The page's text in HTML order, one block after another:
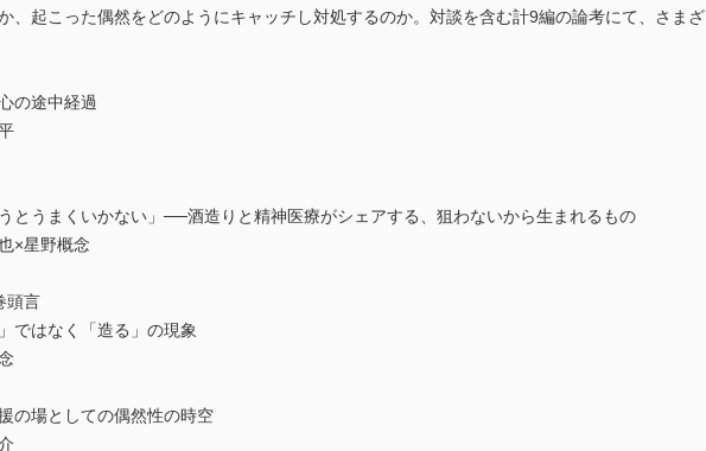
、起こった偶然をどのようにキャッチし対処するのか。対談を含む計9編の論考にて、さま
の途中経過
うとうまくいかない」──酒造りと精神医療がシェアする、狙わないから生まれるもの
×星野概念
頭言
」ではなく「造る」の現象
の場としての偶然性の時空